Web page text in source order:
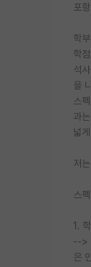
포
학
학
석
을
스
과
넓
저
스
1.
-->
은